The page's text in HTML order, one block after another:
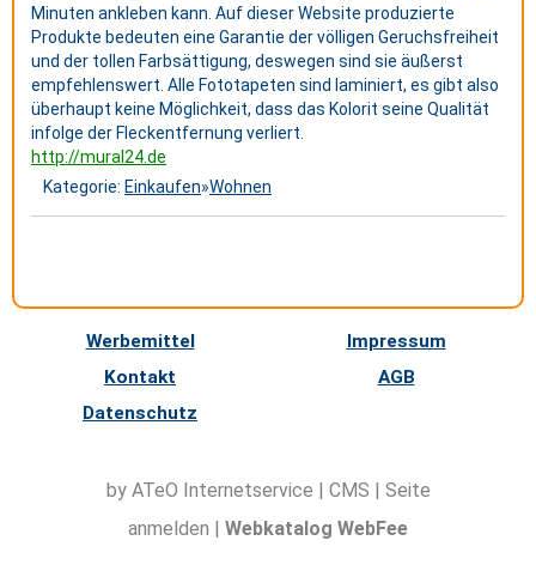
Minuten ankleben kann. Auf dieser Website produzierte
Produkte bedeuten eine Garantie der völligen Geruchsfreiheit
und der tollen Farbsättigung, deswegen sind sie äußerst
empfehlenswert. Alle Fototapeten sind laminiert, es gibt also
überhaupt keine Möglichkeit, dass das Kolorit seine Qualität
infolge der Fleckentfernung verliert.
http://mural24.de
Kategorie: Einkaufen»Wohnen
Werbemittel
Impressum
Kontakt
AGB
Datenschutz
by ATeO Internetservice | CMS | Seite
anmelden | Webkatalog WebFee